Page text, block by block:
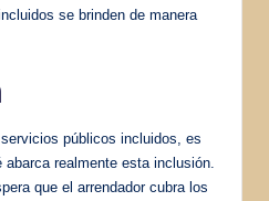
se brinden de manera
públicos incluidos, es
realmente esta inclusión.
que el arrendador cubra los